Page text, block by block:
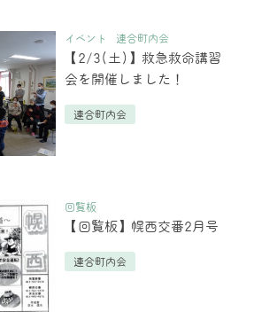
イベント
連合町内会
【2/3(土)】救急救命講習
会を開催しました！
連合町内会
回覧板
【回覧板】幌西交番2月号
連合町内会